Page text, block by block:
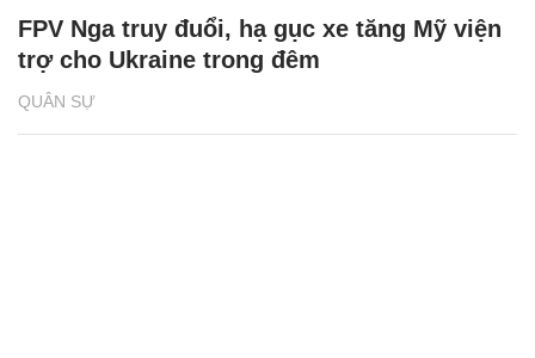
QUÂN SỰ
FPV Nga truy đuổi, hạ gục xe tăng Mỹ viện
trợ cho Ukraine trong đêm